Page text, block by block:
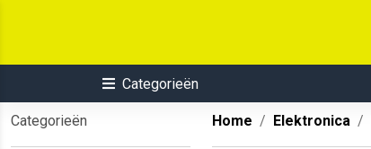
Categorieën
Categorieën Home Elektronica